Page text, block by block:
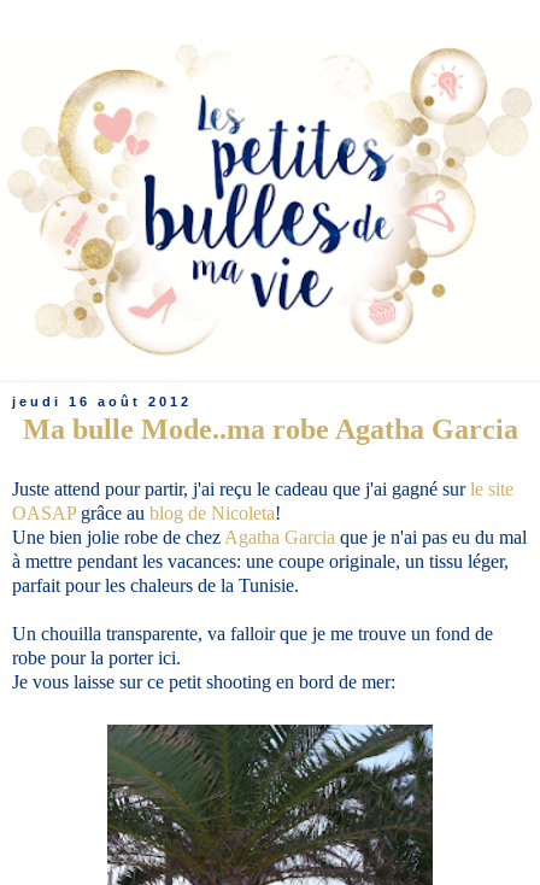
jeudi 16 août 2012
Ma bulle Mode..ma robe Agatha Garcia
Juste attend pour partir, j'ai reçu le cadeau que j'ai gagné surle site
OASAPgrâce au blog de Nicoleta!
Une bien jolie robe de chez Agatha Garcia que je n'ai pas eu du mal
à mettre pendant les vacances: une coupe originale, un tissu léger,
parfait pour les chaleurs de la Tunisie.
Un chouilla transparente, va falloir que je me trouve un fond de
robe pour la porter ici.
Je vous laisse sur ce petit shooting en bord de mer: